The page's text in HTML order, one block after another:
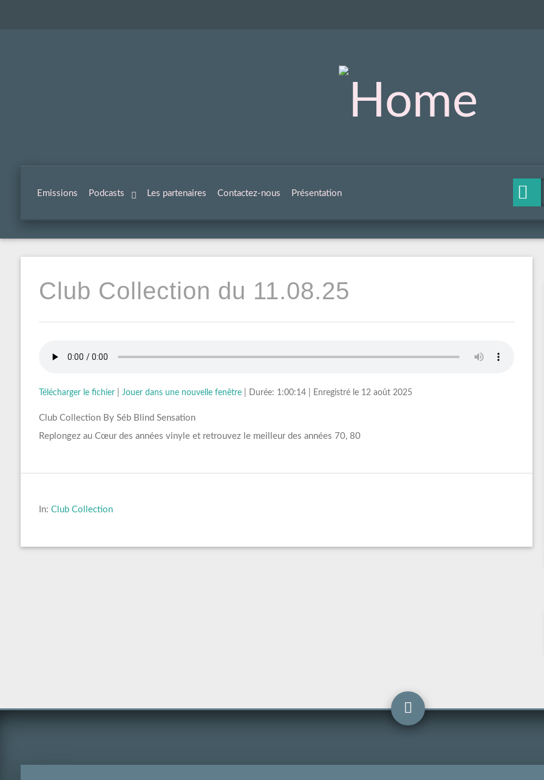
Emissions Podcasts Les partenaires Contactez-nous Présentation
Club Collection du 11.08.25
Télécharger le fichier| Jouer dans une nouvelle fenêtre| Durée: 1:00:14| Enregistré le 12 août 2025
Club Collection By Séb Blind Sensation
Replongez au Cœur des années vinyle et retrouvez le meilleur des années 70, 80
In: Club Collection